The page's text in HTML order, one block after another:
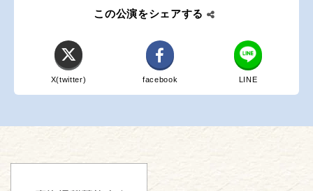
この公演をシェアする
X(twitter) facebook LINE